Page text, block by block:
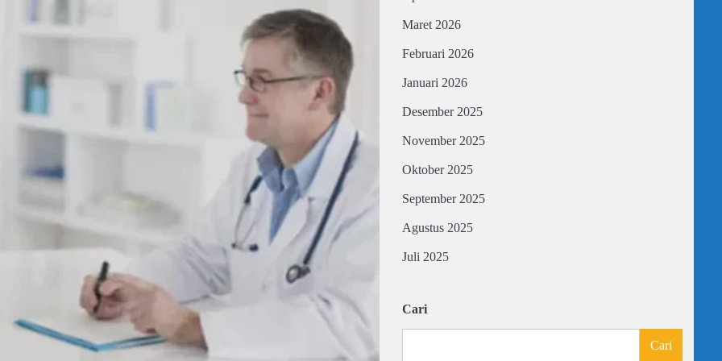
Maret 2026
Februari 2026
Januari 2026
Desember 2025
November 2025
Oktober 2025
September 2025
Agustus 2025
Juli 2025
Cari
Cari